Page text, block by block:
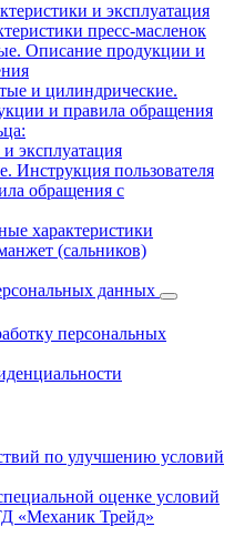
и эксплуатация
пресс‑масленок
Описание продукции и
и цилиндрические.
и правила обращения
эксплуатация
Инструкция пользователя
обращения с
характеристики
(сальников)
данных
персональных
по улучшению условий
оценке условий
«Механик Трейд»